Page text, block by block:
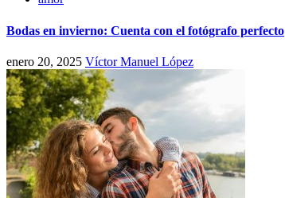
Bodas en invierno: Cuenta con el fotógrafo perfecto
enero 20, 2025 Víctor Manuel López